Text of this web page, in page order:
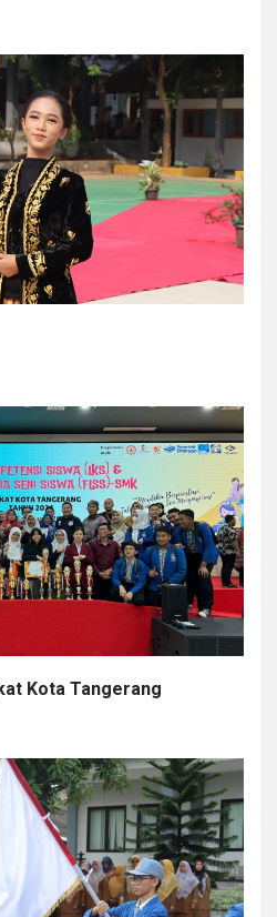
Kota Tangerang